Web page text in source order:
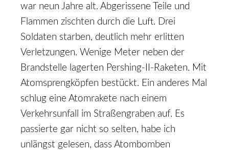
war neun Jahre alt. Abgerissene Teile und
Flammen zischten durch die Luft. Drei
Soldaten starben, deutlich mehr erlitten
Verletzungen. Wenige Meter neben der
Brandstelle lagerten Pershing-II-Raketen. Mit
Atomsprengköpfen bestückt. Ein anderes Mal
schlug eine Atomrakete nach einem
Verkehrsunfall im Straßengraben auf. Es
passierte gar nicht so selten, habe ich
unlängst gelesen, dass Atombomben